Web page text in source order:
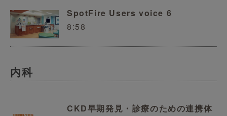
SpotFire Users voice 6
8:58
内科
CKD早期発見・診療のための連携体